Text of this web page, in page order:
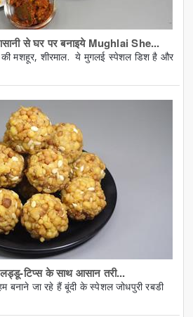
से घर पर बनाइये Mughlai She...
मशहूर, शीरमाल. ये मुगलई स्पेशल डिश है और
टिप्स के साथ आसान तरी...
जा रहे हैं बूंदी के स्पेशल जोधपुरी रबडी